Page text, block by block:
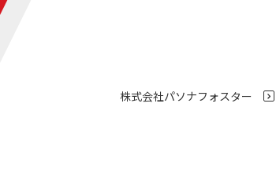
株式会社パソナフォスター